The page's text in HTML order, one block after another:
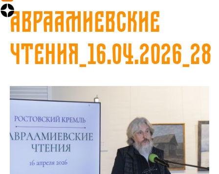
Авраамиевские
чтения_16.04.2026_28